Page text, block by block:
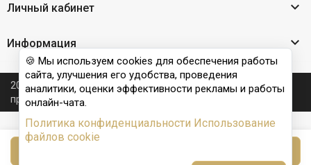
Личный кабинет 
Информация 
2026 © Nail Club professional - официальный сайт
производителя бренда для наращивания ногтей
🍪 Мы используем cookies для обеспечения работы
сайта, улучшения его удобства, проведения
аналитики, оценки эффективности рекламы и работы
онлайн-чата.
Политика конфиденциальности Использование
файлов cookie